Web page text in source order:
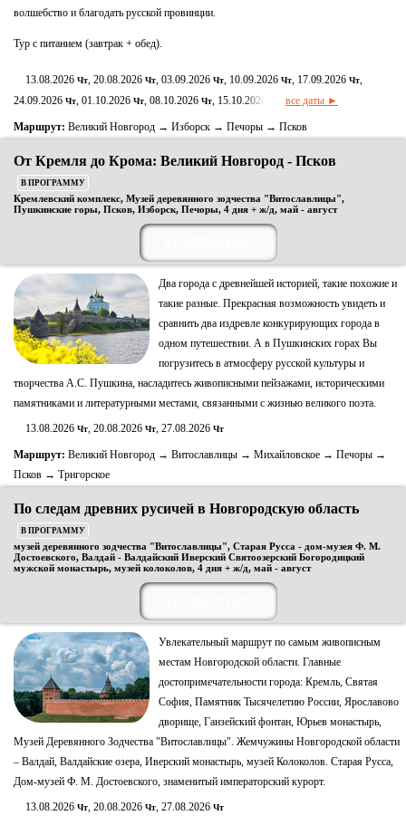
волшебство и благодать русской провинции.
Тур с питанием (завтрак + обед).
13.08.2026 Чт, 20.08.2026 Чт, 03.09.2026 Чт, 10.09.2026 Чт, 17.09.2026 Чт,
24.09.2026 Чт, 01.10.2026 Чт, 08.10.2026 Чт, 15.10.2026 все даты ►
Маршрут: Великий Новгород → Изборск → Печоры → Псков
От Кремля до Крома: Великий Новгород - Псков
В ПРОГРАММУ
Кремлевский комплекс, Музей деревянного зодчества "Витославлицы",
Пушкинские горы, Псков, Изборск, Печоры, 4 дня + ж/д, май - август
Два города с древнейшей историей, такие похожие и
такие разные. Прекрасная возможность увидеть и
сравнить два издревле конкурирующих города в
одном путешествии. А в Пушкинских горах Вы
погрузитесь в атмосферу русской культуры и
творчества А.С. Пушкина, насладитесь живописными пейзажами, историческими
памятниками и литературными местами, связанными с жизнью великого поэта.
13.08.2026 Чт, 20.08.2026 Чт, 27.08.2026 Чт
Маршрут: Великий Новгород → Витославлицы → Михайловское → Печоры →
Псков → Тригорское
По следам древних русичей в Новгородскую область
В ПРОГРАММУ
музей деревянного зодчества "Витославлицы", Старая Русса - дом-музея Ф. М.
Достоевского, Валдай - Валдайский Иверский Святоозерский Богородицкий
мужской монастырь, музей колоколов, 4 дня + ж/д, май - август
Увлекательный маршрут по самым живописным
местам Новгородской области. Главные
достопримечательности города: Кремль, Святая
София, Памятник Тысячелетию России, Ярославово
дворище, Ганзейский фонтан, Юрьев монастырь,
Музей Деревянного Зодчества "Витославлицы". Жемчужины Новгородской области
– Валдай, Валдайские озера, Иверский монастырь, музей Колоколов. Старая Русса,
Дом-музей Ф. М. Достоевского, знаменитый императорский курорт.
13.08.2026 Чт, 20.08.2026 Чт, 27.08.2026 Чт